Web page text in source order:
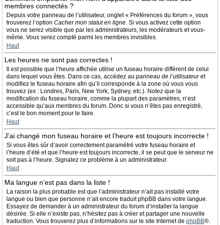
membres connectés ?
Depuis votre panneau de l’utilisateur, onglet « Préférences du forum », vous
trouverez l’option Cacher mon statut en ligne. Si vous activez cette option
vous ne serez visible que par les administrateurs, les modérateurs et vous-
même. Vous serez compté parmi les membres invisibles.
Haut
Les heures ne sont pas correctes !
Il est possible que l’heure affichée utilise un fuseau horaire différent de celui
dans lequel vous êtes. Dans ce cas, accédez au panneau de l’utilisateuret
modifiez le fuseau horaire afin qu’il corresponde à la zone où vous vous
trouvez (ex : Londres, Paris, New York, Sydney, etc.). Notez que la
modification du fuseau horaire, comme la plupart des paramètres, n’est
accessible qu’aux membres du forum. Donc si vous n’êtes pas enregistré,
c’est le bon moment pour le faire.
Haut
J’ai changé mon fuseau horaire et l’heure est toujours incorrecte !
Si vous êtes sûr d’avoir correctement paramétré votre fuseau horaire et
l’heure d’été et que l’heure est toujours incorrecte, il se peut que le serveur ne
soit pas à l’heure. Signalez ce problème à un administrateur.
Haut
Ma langue n’est pas dans la liste !
La raison la plus probable est que l’administrateur n’ait pas installé votre
langue ou bien que personne n’ait encore traduit phpBB dans votre langue.
Essayez de demander à un administrateur du forum d’installer la langue
désirée. Si elle n’existe pas, n’hésitez pas à créer et partager une nouvelle
traduction. Vous trouverez plus d’informations sur le site Internet de phpBB®.